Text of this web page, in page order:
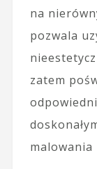
na
pozwala
zatem
malowania